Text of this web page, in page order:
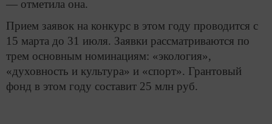
— отметила она.
Прием заявок на конкурс в этом году проводится с
15 марта до 31 июля. Заявки рассматриваются по
трем основным номинациям: «экология»,
«духовность и культура» и «спорт». Грантовый
фонд в этом году составит 25 млн руб.